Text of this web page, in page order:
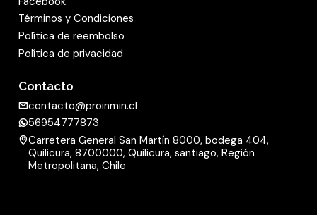
Términos y Condiciones
Política de reembolso
Política de privacidad
Contacto
contacto@proinmin.cl
56954777873
Carretera General San Martín 8000, bodega 404,
Quilicura, 8700000, Quilicura, santiago, Región
Metropolitana, Chile